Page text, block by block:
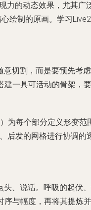
的动态效果，尤其广
制的原画。学习
切割，而是要预先考
一具可活动的骨架，
为每个部分定义形变
后发的网格进行协调
、说话。呼吸的起伏
与幅度，再将其提炼